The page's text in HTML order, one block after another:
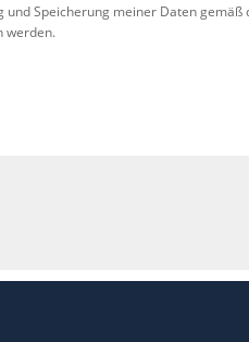
Speicherung meiner Daten
werden.